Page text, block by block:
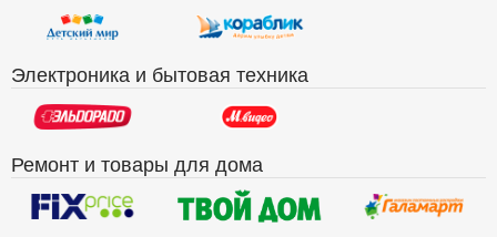
Электроника и бытовая техника
Ремонт и товары для дома